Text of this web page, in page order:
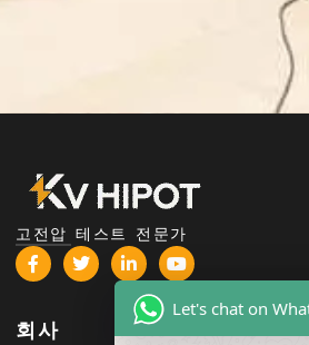
고전압 테스트 전문가
회사
Let's chat on